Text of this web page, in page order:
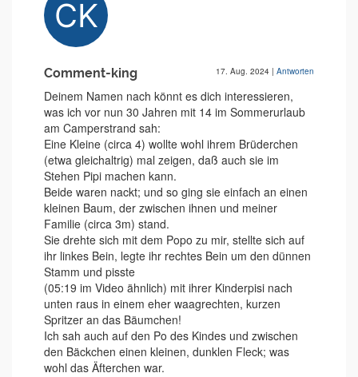
Comment-king 17. Aug. 2024 | Antworten
Deinem Namen nach könnt es dich interessieren,
was ich vor nun 30 Jahren mit 14 im Sommerurlaub
am Camperstrand sah:
Eine Kleine (circa 4) wollte wohl ihrem Brüderchen
(etwa gleichaltrig) mal zeigen, daß auch sie im
Stehen Pipi machen kann.
Beide waren nackt; und so ging sie einfach an einen
kleinen Baum, der zwischen ihnen und meiner
Familie (circa 3m) stand.
Sie drehte sich mit dem Popo zu mir, stellte sich auf
ihr linkes Bein, legte ihr rechtes Bein um den dünnen
Stamm und pisste
(05:19 im Video ähnlich) mit ihrer Kinderpisi nach
unten raus in einem eher waagrechten, kurzen
Spritzer an das Bäumchen!
Ich sah auch auf den Po des Kindes und zwischen
den Bäckchen einen kleinen, dunklen Fleck; was
wohl das Äfterchen war.